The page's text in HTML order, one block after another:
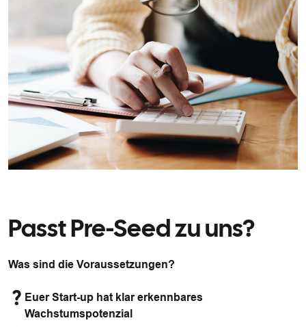
Passt Pre-Seed zu uns?
Was sind die Voraussetzungen?
Euer Start-up hat klar erkennbares
Wachstumspotenzial